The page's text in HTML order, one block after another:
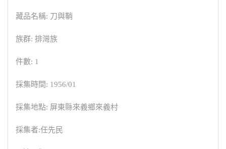
藏品名稱: 刀與鞘
族群: 排灣族
件數: 1
採集時間: 1956/01
採集地點: 屏東縣來義鄉來義村
採集者:任先民